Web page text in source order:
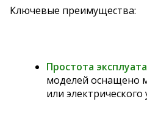
Ключевые преимущества:
Простота
моделей оснащено
или электрического